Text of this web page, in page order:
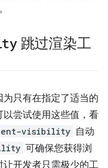
跳过渲染工
只有在指定了适当的
尝试使用这些值，看
visibility 自动
可确保您获得浏
开发者只需极少的工